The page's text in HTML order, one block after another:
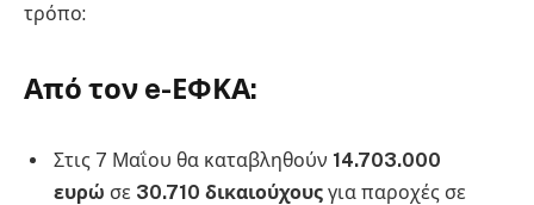
τρόπο:
Από τον e-ΕΦΚΑ:
Στις 7 Μαΐου θα καταβληθούν 14.703.000
ευρώ σε 30.710 δικαιούχους για παροχές σε